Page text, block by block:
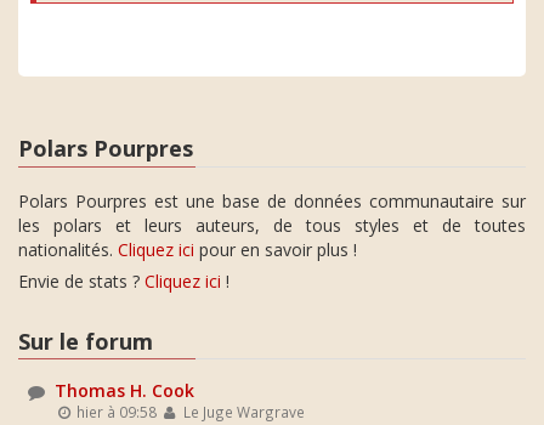
Polars Pourpres
Polars Pourpres est une base de données communautaire sur
les polars et leurs auteurs, de tous styles et de toutes
nationalités. Cliquez ici pour en savoir plus !
Envie de stats ? Cliquez ici !
Sur le forum
Thomas H. Cook
hier à 09:58 Le Juge Wargrave